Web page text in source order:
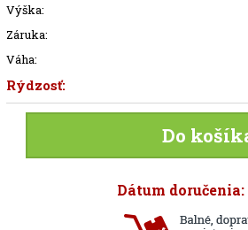
Výška:
Záruka:
Váha:
Rýdzosť:
Do
Dátum doručenia: